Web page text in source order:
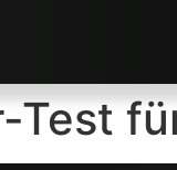
Test